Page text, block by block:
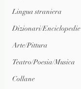
Lingua straniera
Dizionari/Enciclopedie
Arte/Pittura
Teatro/Poesia/Musica
Collane